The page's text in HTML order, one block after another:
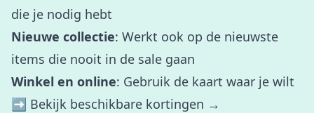
die je nodig hebt
Nieuwe collectie: Werkt ook op de nieuwste
items die nooit in de sale gaan
Winkel en online: Gebruik de kaart waar je wilt
➡️ Bekijk beschikbare kortingen →